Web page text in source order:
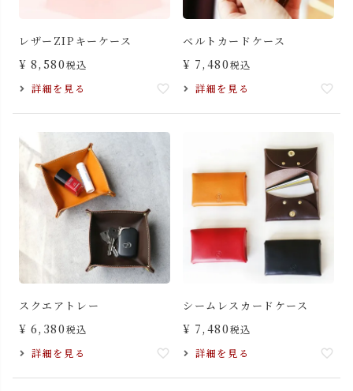
レザーZIPキーケース
¥ 8,580税込
詳細を見る
ベルトカードケース
¥ 7,480税込
詳細を見る
スクエアトレー
¥ 6,380税込
詳細を見る
シームレスカードケース
¥ 7,480税込
詳細を見る